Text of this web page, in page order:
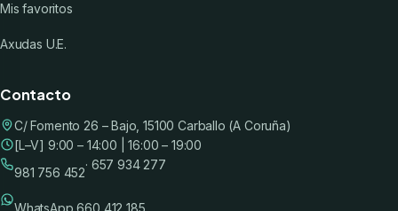
Mis favoritos
Axudas U.E.
Contacto
C/ Fomento 26 – Bajo, 15100 Carballo (A Coruña)
[L–V] 9:00 – 14:00 | 16:00 – 19:00
981 756 452
· 657 934 277
WhatsApp 660 412 185